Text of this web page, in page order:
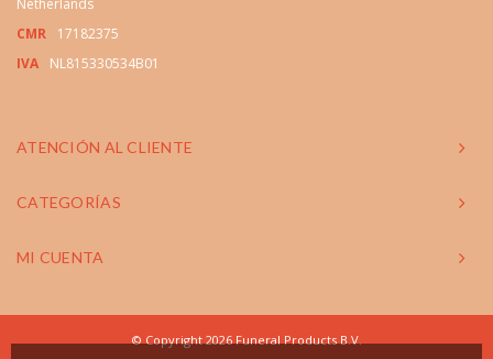
Netherlands
CMR
17182375
IVA
NL815330534B01
ATENCIÓN AL CLIENTE
CATEGORÍAS
MI CUENTA
© Copyright 2026 Funeral Products B.V.